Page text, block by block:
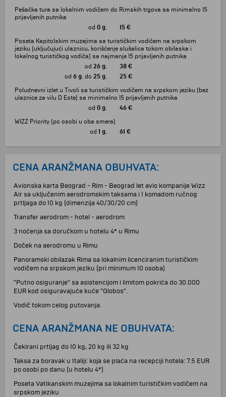
Pešačka tura sa lokalnim vodičem do Rimskih trgova sa minimalno 15
prijavljenih putnika
od 0 g.
15 €
Poseta Kapitolskim muzejima sa turističkim vodičem na srpskom
jeziku (uključujući ulaznicu, korišćenje slušalica tokom obilaska i
lokalnog turističkog vodiča) sa najmanje 15 prijavljenih putnika
od 26 g.
38 €
od 6 g.do 25 g.
25 €
Poludnevni izlet u Tivoli sa turističkim vodičem na srpskom jeziku (bez
ulaznice za vilu D Este) sa minimalno 15 prijavljenih putnika
od 0 g.
46 €
WIZZ Priority (po osobi u oba smera)
od 1 g. 61 €
CENA ARANŽMANA OBUHVATA:
Avionska karta Beograd - Rim - Beograd let avio kompanije Wizz
Air sa uključenim aerodromskim taksama i 1 komadom ručnog
prtljaga do 10 kg (dimenzija 40/30/20 cm)
Transfer aerodrom - hotel - aerodrom
3 noćenja sa doručkom u hotelu 4* u Rimu
Doček na aerodromu u Rimu
Panoramski obilazak Rima sa lokalnim licenciranim turističkim
vodičem na srpskom jeziku (pri minimum 10 osoba)
"Putno osiguranje" sa asistencijom i limitom pokrića do 30.000
EUR kod osiguravajuće kuće "Globos".
Vodič tokom celog putovanja.
CENA ARANŽMANA NE OBUHVATA:
Čekirani prtljag do 10 kg, 20 kg ili 32 kg
Taksa za boravak u Italiji: koja se plaća na recepciji hotela: 7.5 EUR
po osobi po danu (u hotelu 4*)
Poseta Vatikanskim muzejima sa lokalnim turističkim vodičem na
srpskom jeziku